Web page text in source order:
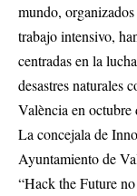
mundo,
trabajo intensivo,
centradas en la
desastres naturales
València en octubre
La concejala de
Ayuntamiento de
“Hack the Future